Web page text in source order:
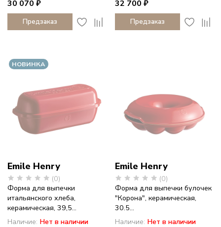
30 070 ₽
Предзаказ
32 700 ₽
Предзаказ
НОВИНКА
Emile Henry
(0)
Форма для выпечки
итальянского хлеба,
керамическая, 39,5...
Наличие: Нет в наличии
Emile Henry
(0)
Форма для выпечки булочек
"Корона", керамическая,
30.5...
Наличие: Нет в наличии